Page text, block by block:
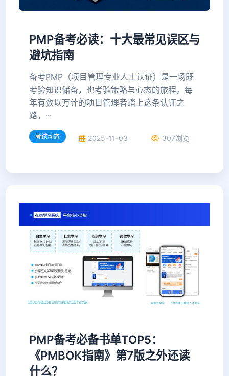
PMP备考必读：十大最常见误区与
避坑指南
备考PMP（项目管理专业人士认证）是一场既
考验知识储备，也考验策略与心态的旅程。每
年有数以万计的项目管理者踏上这条认证之
路，···
考试动态 2025-11-03 307浏览
PMP备考必备书单TOP5：
《PMBOK指南》第7版之外还读
什么？